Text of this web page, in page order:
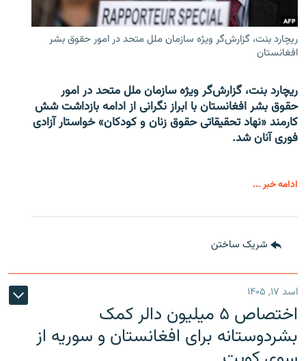
ریچارد بنت، گزارش‌گر ویژه سازمان ملل متحد در امور حقوق بشر
افغانستان
ریچارد بنت، گزارش‌گر ویژه سازمان ملل متحد در امور
حقوق بشر افغانستان با ابراز نگرانی از ادامه بازداشت شش
کارمند «نهاد تحقیقاتی حقوق زنان و کودکان» خواستار آزادی
فوری آنان شد.
ادامه خبر ...
شریک ساختن
اسد ۱۷, ۱۴۰۵
اختصاص ۵ میلیون دالر کمک
بشردوستانه برای افغانستان و سوریه از